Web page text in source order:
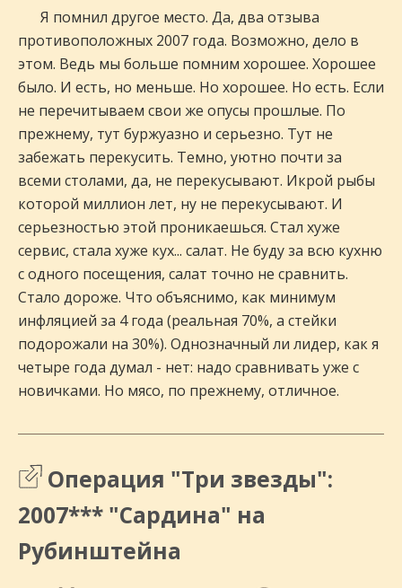
Я помнил другое место. Да, два отзыва
противоположных 2007 года. Возможно, дело в
этом. Ведь мы больше помним хорошее. Хорошее
было. И есть, но меньше. Но хорошее. Но есть. Если
не перечитываем свои же опусы прошлые. По
прежнему, тут буржуазно и серьезно. Тут не
забежать перекусить. Темно, уютно почти за
всеми столами, да, не перекусывают. Икрой рыбы
которой миллион лет, ну не перекусывают. И
серьезностью этой проникаешься. Стал хуже
сервис, стала хуже кух... салат. Не буду за всю кухню
с одного посещения, салат точно не сравнить.
Стало дороже. Что объяснимо, как минимум
инфляцией за 4 года (реальная 70%, а стейки
подорожали на 30%). Однозначный ли лидер, как я
четыре года думал - нет: надо сравнивать уже с
новичками. Но мясо, по прежнему, отличное.
Операция "Три звезды":
2007*** "Сардина" на
Рубинштейна